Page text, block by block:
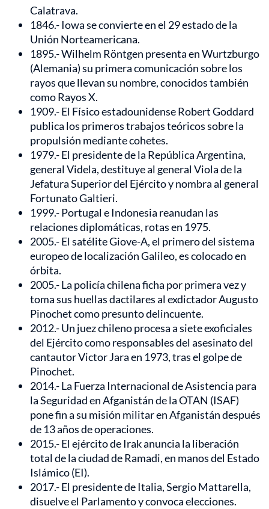
Calatrava.
1846.- Iowa se convierte en el 29 estado de la
Unión Norteamericana.
1895.- Wilhelm Röntgen presenta en Wurtzburgo
(Alemania) su primera comunicación sobre los
rayos que llevan su nombre, conocidos también
como Rayos X.
1909.- El Físico estadounidense Robert Goddard
publica los primeros trabajos teóricos sobre la
propulsión mediante cohetes.
1979.- El presidente de la República Argentina,
general Videla, destituye al general Viola de la
Jefatura Superior del Ejército y nombra al general
Fortunato Galtieri.
1999.- Portugal e Indonesia reanudan las
relaciones diplomáticas, rotas en 1975.
2005.- El satélite Giove-A, el primero del sistema
europeo de localización Galileo, es colocado en
órbita.
2005.- La policía chilena ficha por primera vez y
toma sus huellas dactilares al exdictador Augusto
Pinochet como presunto delincuente.
2012.- Un juez chileno procesa a siete exoficiales
del Ejército como responsables del asesinato del
cantautor Victor Jara en 1973, tras el golpe de
Pinochet.
2014.- La Fuerza Internacional de Asistencia para
la Seguridad en Afganistán de la OTAN (ISAF)
pone fin a su misión militar en Afganistán después
de 13 años de operaciones.
2015.- El ejército de Irak anuncia la liberación
total de la ciudad de Ramadi, en manos del Estado
Islámico (EI).
2017.- El presidente de Italia, Sergio Mattarella,
disuelve el Parlamento y convoca elecciones.